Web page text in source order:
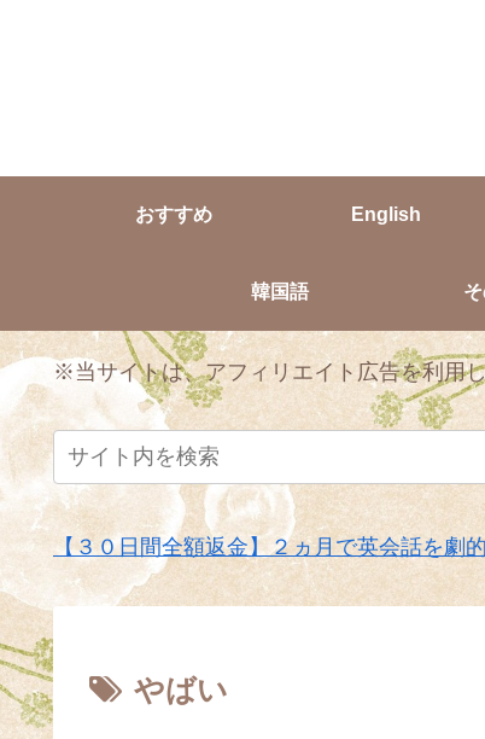
おすすめ English
韓国語
※当サイトは、アフィリエイト広告を利用
【３０日間全額返金】２ヵ月で英会話を劇
やばい